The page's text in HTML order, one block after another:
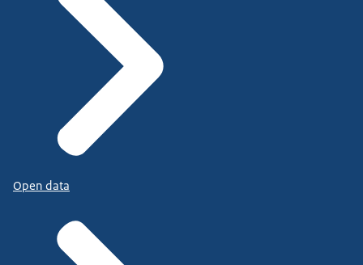
Open data